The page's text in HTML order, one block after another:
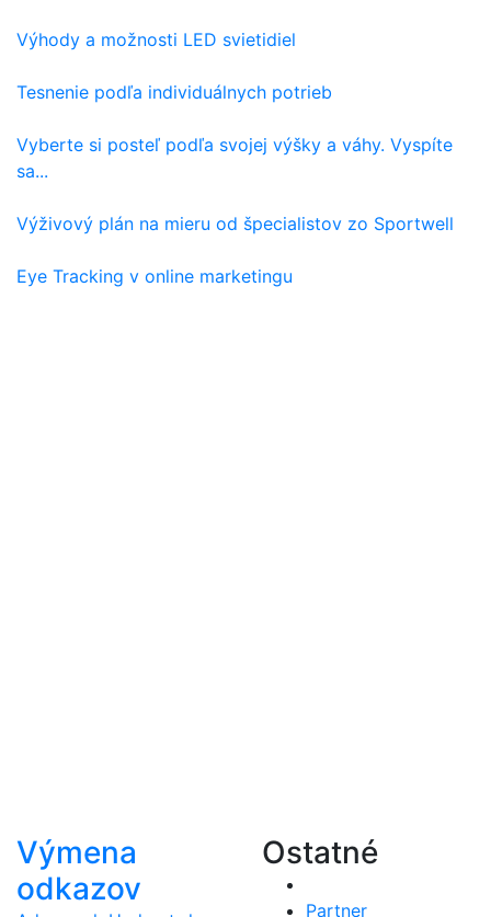
Výhody a možnosti LED svietidiel
Tesnenie podľa individuálnych potrieb
Vyberte si posteľ podľa svojej výšky a váhy. Vyspíte
sa...
Výživový plán na mieru od špecialistov zo Sportwell
Eye Tracking v online marketingu
Výmena
odkazov
Ostatné
Partner